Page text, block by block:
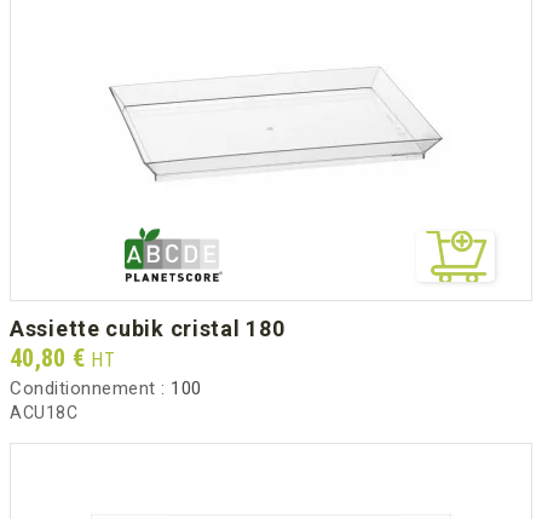
assiette cubik cristal 180
Prix
40,80 € HT
Conditionnement : 100
ACU18C